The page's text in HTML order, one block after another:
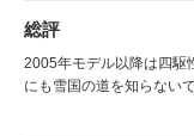
総評
2005年モデル以降は四駆
にも雪国の道を知らない
んかより走ります。さす